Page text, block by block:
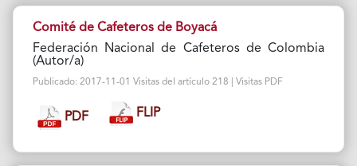
Comité de Cafeteros de Boyacá
Federación Nacional de Cafeteros de Colombia
(Autor/a)
Publicado: 2017-11-01 Visitas del artículo 218 | Visitas PDF
PDF FLIP